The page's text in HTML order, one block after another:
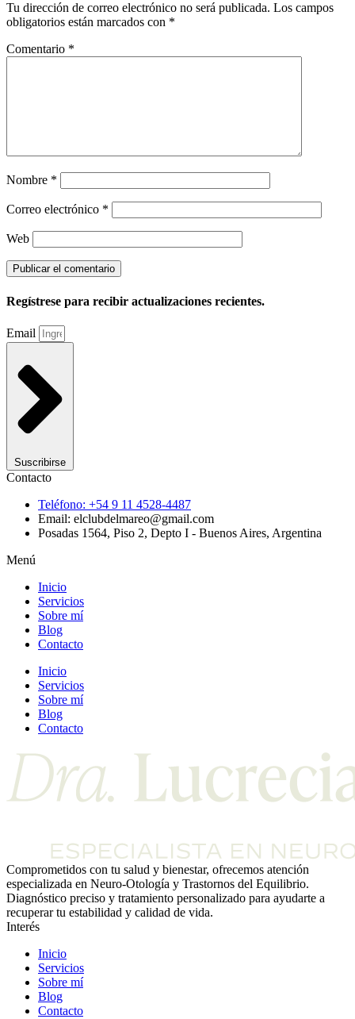
Tu dirección de correo electrónico no será publicada. Los campos
obligatorios están marcados con *
Comentario *
Nombre *
Correo electrónico *
Web
Regístrese para recibir actualizaciones recientes.
Email
Suscribirse
Contacto
Teléfono: +54 9 11 4528-4487
Email: elclubdelmareo@gmail.com
Posadas 1564, Piso 2, Depto I - Buenos Aires, Argentina
Menú
Inicio
Servicios
Sobre mí
Blog
Contacto
Inicio
Servicios
Sobre mí
Blog
Contacto
Comprometidos con tu salud y bienestar, ofrecemos atención
especializada en Neuro-Otología y Trastornos del Equilibrio.
Diagnóstico preciso y tratamiento personalizado para ayudarte a
recuperar tu estabilidad y calidad de vida.
Interés
Inicio
Servicios
Sobre mí
Blog
Contacto